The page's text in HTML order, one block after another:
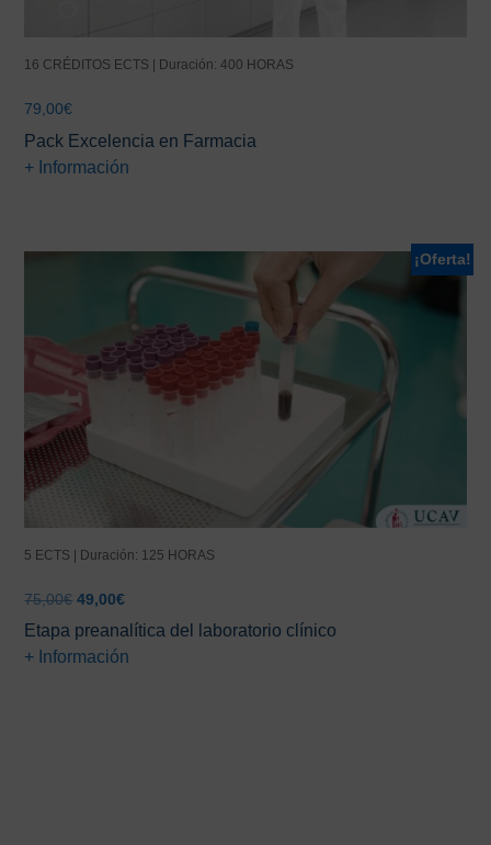
16 CRÉDITOS ECTS | Duración: 400 HORAS
79,00€
Pack Excelencia en Farmacia
+ Información
¡Oferta!
5 ECTS | Duración: 125 HORAS
75,00€ El
original
era:
49,00€El
precio
actual
es:
Etapa preanalítica del laboratorio clínico
+ Información